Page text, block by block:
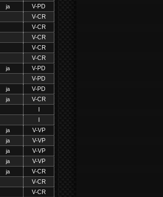
ja V-PD
V-CR
V-CR
V-CR
V-CR
V-CR
ja V-PD
V-PD
ja V-PD
ja V-CR
I
I
ja V-VP
ja V-VP
ja V-VP
ja V-VP
ja V-CR
V-CR
V-CR